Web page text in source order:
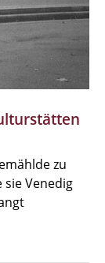
zu
sie Venedig